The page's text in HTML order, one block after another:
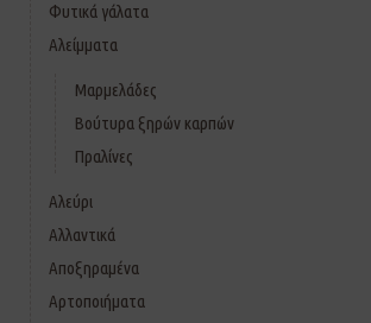
Φυτικά γάλατα
Αλείμματα
Μαρμελάδες
Βούτυρα ξηρών καρπών
Πραλίνες
Αλεύρι
Αλλαντικά
Αποξηραμένα
Αρτοποιήματα